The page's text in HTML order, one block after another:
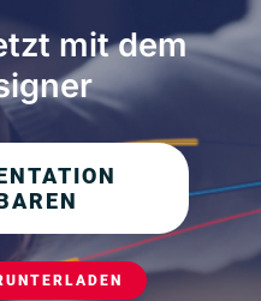
mit dem